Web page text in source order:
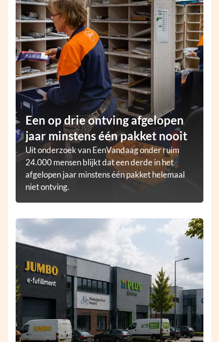
Een op drie ontving afgelopen
jaar minstens één pakket nooit
Uit onderzoek van EenVandaag onder ruim
24.000 mensen blijkt dat een derde in het
afgelopen jaar minstens één pakket helemaal
niet ontving.